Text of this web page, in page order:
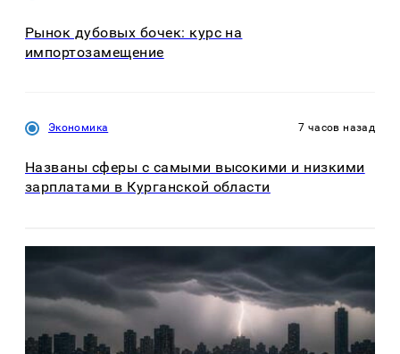
Рынок дубовых бочек: курс на
импортозамещение
Экономика 7 часов назад
Названы сферы с самыми высокими и низкими
зарплатами в Курганской области